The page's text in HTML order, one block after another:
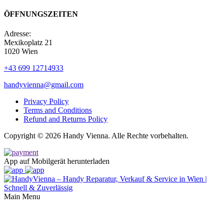
ÖFFNUNGSZEITEN
Adresse:
Mexikoplatz 21
1020 Wien
+43 699 12714933
handyvienna@gmail.com
Privacy Policy
Terms and Conditions
Refund and Returns Policy
Copyright © 2026 Handy Vienna. Alle Rechte vorbehalten.
App auf Mobilgerät herunterladen
Main Menu